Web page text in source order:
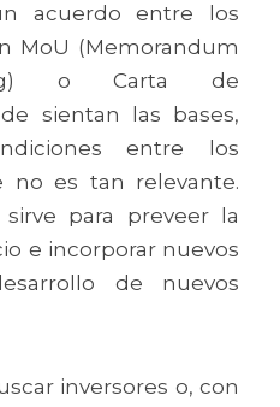
acuerdo entre los
MoU (Memorandum
o Carta de
sientan las bases,
entre los
no es tan relevante.
para preveer la
e incorporar nuevos
de nuevos
inversores o, con